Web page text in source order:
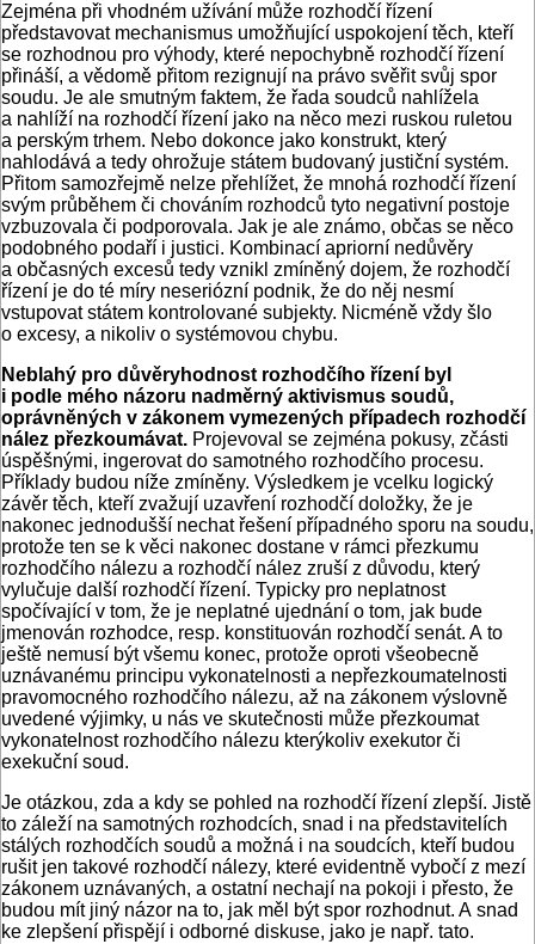
Zejména při vhodném užívání může rozhodčí řízení
představovat mechanismus umožňující uspokojení těch, kteří
se rozhodnou pro výhody, které nepochybně rozhodčí řízení
přináší, a vědomě přitom rezignují na právo svěřit svůj spor
soudu. Je ale smutným faktem, že řada soudců nahlížela
a nahlíží na rozhodčí řízení jako na něco mezi ruskou ruletou
a perským trhem. Nebo dokonce jako konstrukt, který
nahlodává a tedy ohrožuje státem budovaný justiční systém.
Přitom samozřejmě nelze přehlížet, že mnohá rozhodčí řízení
svým průběhem či chováním rozhodců tyto negativní postoje
vzbuzovala či podporovala. Jak je ale známo, občas se něco
podobného podaří i justici. Kombinací apriorní nedůvěry
a občasných excesů tedy vznikl zmíněný dojem, že rozhodčí
řízení je do té míry neseriózní podnik, že do něj nesmí
vstupovat státem kontrolované subjekty. Nicméně vždy šlo
o excesy, a nikoliv o systémovou chybu.
Neblahý pro důvěryhodnost rozhodčího řízení byl
i podle mého názoru nadměrný aktivismus soudů,
oprávněných v zákonem vymezených případech rozhodčí
nález přezkoumávat. Projevoval se zejména pokusy, zčásti
úspěšnými, ingerovat do samotného rozhodčího procesu.
Příklady budou níže zmíněny. Výsledkem je vcelku logický
závěr těch, kteří zvažují uzavření rozhodčí doložky, že je
nakonec jednodušší nechat řešení případného sporu na soudu,
protože ten se k věci nakonec dostane v rámci přezkumu
rozhodčího nálezu a rozhodčí nález zruší z důvodu, který
vylučuje další rozhodčí řízení. Typicky pro neplatnost
spočívající v tom, že je neplatné ujednání o tom, jak bude
jmenován rozhodce, resp. konstituován rozhodčí senát. A to
ještě nemusí být všemu konec, protože oproti všeobecně
uznávanému principu vykonatelnosti a nepřezkoumatelnosti
pravomocného rozhodčího nálezu, až na zákonem výslovně
uvedené výjimky, u nás ve skutečnosti může přezkoumat
vykonatelnost rozhodčího nálezu kterýkoliv exekutor či
exekuční soud.
Je otázkou, zda a kdy se pohled na rozhodčí řízení zlepší. Jistě
to záleží na samotných rozhodcích, snad i na představitelích
stálých rozhodčích soudů a možná i na soudcích, kteří budou
rušit jen takové rozhodčí nálezy, které evidentně vybočí z mezí
zákonem uznávaných, a ostatní nechají na pokoji i přesto, že
budou mít jiný názor na to, jak měl být spor rozhodnut. A snad
ke zlepšení přispějí i odborné diskuse, jako je např. tato.